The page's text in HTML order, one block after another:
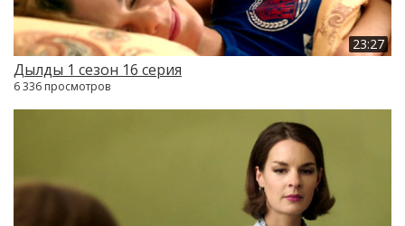
23:27
Дылды 1 сезон 16 серия
6 336 просмотров